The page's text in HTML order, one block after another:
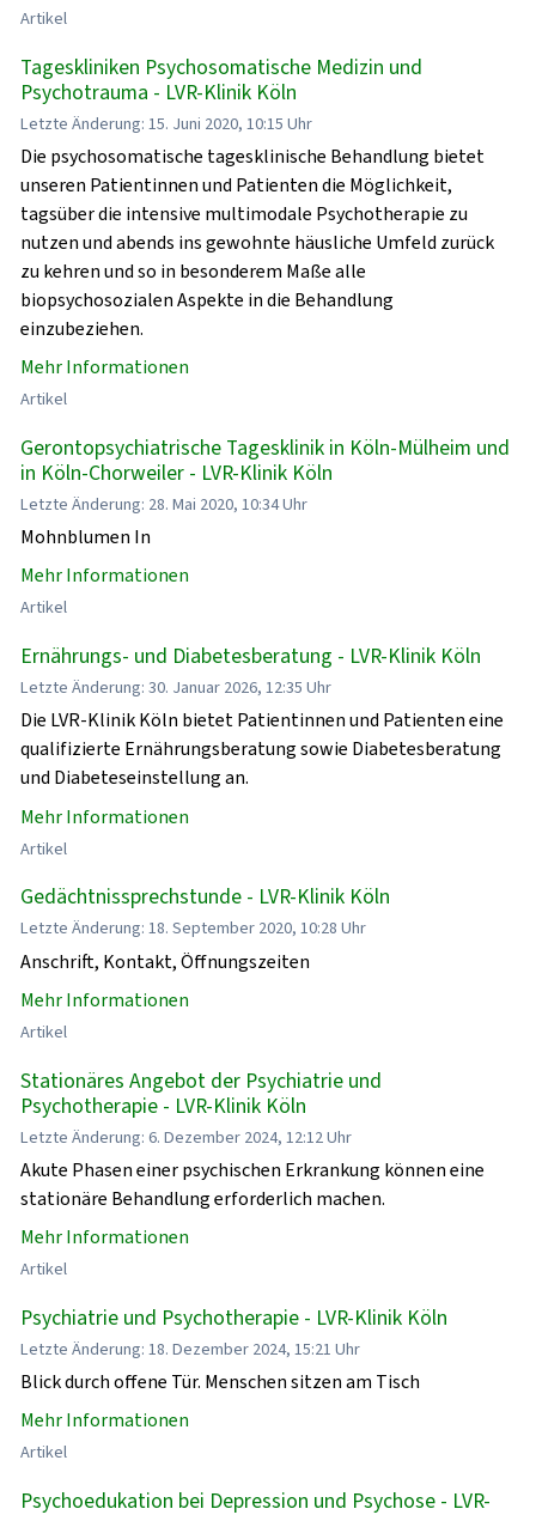
Artikel
Tageskliniken Psychosomatische Medizin und
Psychotrauma - LVR-Klinik Köln
Letzte Änderung: 15. Juni 2020, 10:15 Uhr
Die psychosomatische tagesklinische Behandlung bietet
unseren Patientinnen und Patienten die Möglichkeit,
tagsüber die intensive multimodale Psychotherapie zu
nutzen und abends ins gewohnte häusliche Umfeld zurück
zu kehren und so in besonderem Maße alle
biopsychosozialen Aspekte in die Behandlung
einzubeziehen.
Mehr Informationen
Artikel
Gerontopsychiatrische Tagesklinik in Köln-Mülheim und
in Köln-Chorweiler - LVR-Klinik Köln
Letzte Änderung: 28. Mai 2020, 10:34 Uhr
Mohnblumen In
Mehr Informationen
Artikel
Ernährungs- und Diabetesberatung - LVR-Klinik Köln
Letzte Änderung: 30. Januar 2026, 12:35 Uhr
Die LVR-Klinik Köln bietet Patientinnen und Patienten eine
qualifizierte Ernährungsberatung sowie Diabetesberatung
und Diabeteseinstellung an.
Mehr Informationen
Artikel
Gedächtnissprechstunde - LVR-Klinik Köln
Letzte Änderung: 18. September 2020, 10:28 Uhr
Anschrift, Kontakt, Öffnungszeiten
Mehr Informationen
Artikel
Stationäres Angebot der Psychiatrie und
Psychotherapie - LVR-Klinik Köln
Letzte Änderung: 6. Dezember 2024, 12:12 Uhr
Akute Phasen einer psychischen Erkrankung können eine
stationäre Behandlung erforderlich machen.
Mehr Informationen
Artikel
Psychiatrie und Psychotherapie - LVR-Klinik Köln
Letzte Änderung: 18. Dezember 2024, 15:21 Uhr
Blick durch offene Tür. Menschen sitzen am Tisch
Mehr Informationen
Artikel
Psychoedukation bei Depression und Psychose - LVR-